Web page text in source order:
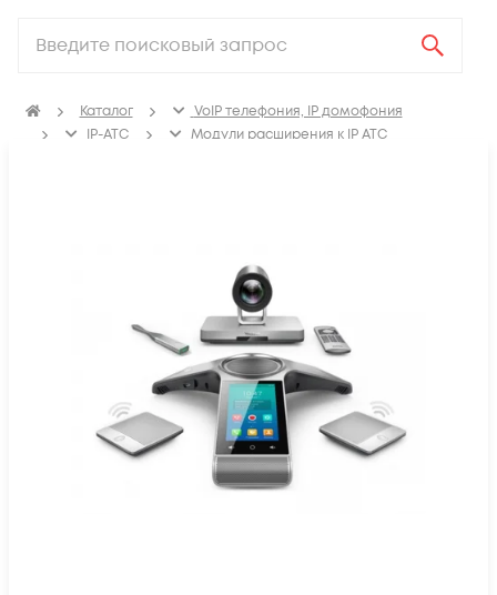
Каталог
VoIP телефония, IP домофония
IP-ATC
Модули расширения к IP АТС